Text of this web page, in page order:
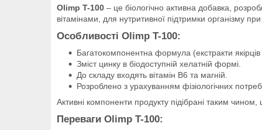
Olimp T-100 – це біологічно активна добавка,
вітамінами, для нутритивної підтримки організму
Особливості Olimp T-100:
Багатокомпонентна формула (екстракти
Зміст цинку в біодоступній хелатній формі.
До складу входять вітамін В6 та магній.
Розроблено з урахуванням фізіологічних потреб
Активні компоненти продукту підібрані таким
Переваги Olimp T-100: